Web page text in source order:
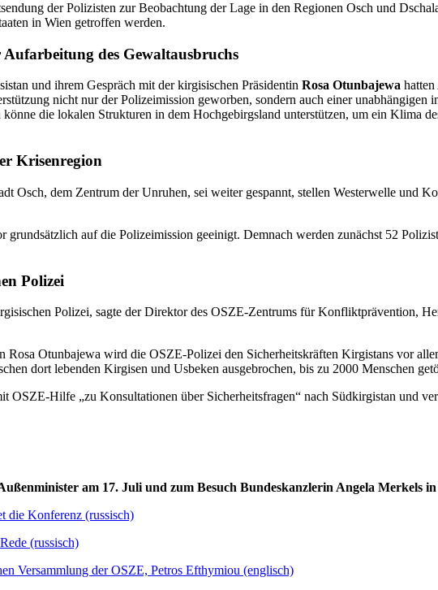
der Polizisten zur Beobachtung der Lage in den Regionen Osch und
in Wien getroffen werden.
des Gewaltausbruchs
und ihrem Gespräch mit der kirgisischen Präsidentin Rosa Otunbajewa
nicht nur der Polizeimission geworben, sondern auch einer
die lokalen Strukturen in dem Hochgebirgsland unterstützen, um ein Klima
Krisenregion
Osch, dem Zentrum der Unruhen, sei weiter gespannt, stellen Westerwelle und
auf die Polizeimission geeinigt. Demnach werden zunächst 52
Polizei
Polizei, sagte der Direktor des OSZE-Zentrums für Konfliktprävention,
Rosa Otunbajewa wird die OSZE-Polizei den Sicherheitskräften Kirgistans vor
dort lebenden Kirgisen und Usbeken ausgebrochen, bis zu 2000 Menschen
OSZE-Hilfe „zu Konsultationen über Sicherheitsfragen“ nach Südkirgistan und
am 17. Juli und zum Besuch Bundeskanzlerin Angela Merkels in
die Konferenz (russisch)
(russisch)
Versammlung der OSZE, Petros Efthymiou (englisch)